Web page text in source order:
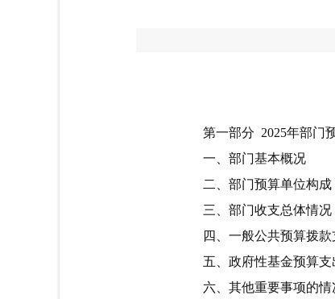
第一部分 2025年部门
一、部门基本概况
二、部门预算单位构成
三、部门收支总体情况
四、一般公共预算拨款
五、政府性基金预算支
六、其他重要事项的情